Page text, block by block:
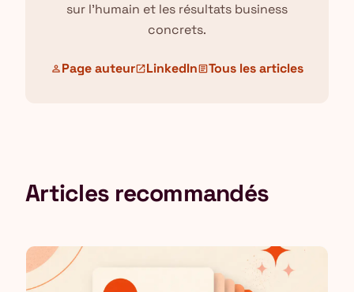
sur l'humain et les résultats business
concrets.
personPage auteuropen_in_newLinkedInarticleTous les articles
Articles recommandés